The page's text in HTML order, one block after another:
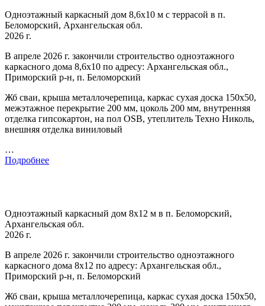
Одноэтажный каркасный дом 8,6х10 м с террасой в п.
Беломорский, Архангельская обл.
2026 г.
В апреле 2026 г. закончили строительство одноэтажного
каркасного дома 8,6х10 по адресу: Архангельская обл.,
Приморский р-н, п. Беломорский
Жб сваи, крыша металлочерепица, каркас сухая доска 150х50,
межэтажное перекрытие 200 мм, цоколь 200 мм, внутренняя
отделка гипсокартон, на пол OSB, утеплитель Техно Николь,
внешняя отделка виниловый
…
Подробнее
Одноэтажный каркасный дом 8х12 м в п. Беломорский,
Архангельская обл.
2026 г.
В апреле 2026 г. закончили строительство одноэтажного
каркасного дома 8х12 по адресу: Архангельская обл.,
Приморский р-н, п. Беломорский
Жб сваи, крыша металлочерепица, каркас сухая доска 150х50,